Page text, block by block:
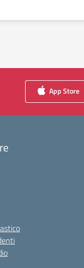
App Store